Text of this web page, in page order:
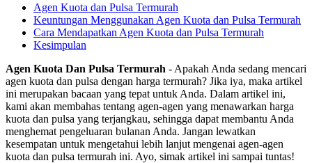
Agen Kuota dan Pulsa Termurah
Keuntungan Menggunakan Agen Kuota dan Pulsa Termurah
Cara Mendapatkan Agen Kuota dan Pulsa Termurah
Kesimpulan
Agen Kuota Dan Pulsa Termurah - Apakah Anda sedang mencari
agen kuota dan pulsa dengan harga termurah? Jika iya, maka artikel
ini merupakan bacaan yang tepat untuk Anda. Dalam artikel ini,
kami akan membahas tentang agen-agen yang menawarkan harga
kuota dan pulsa yang terjangkau, sehingga dapat membantu Anda
menghemat pengeluaran bulanan Anda. Jangan lewatkan
kesempatan untuk mengetahui lebih lanjut mengenai agen-agen
kuota dan pulsa termurah ini. Ayo, simak artikel ini sampai tuntas!